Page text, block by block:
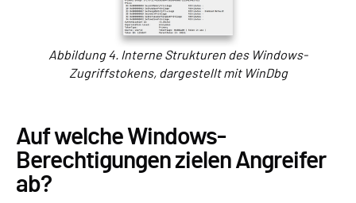
Abbildung 4. Interne Strukturen des Windows-
Zugriffstokens, dargestellt mit WinDbg
Auf welche Windows-
Berechtigungen zielen Angreifer
ab?